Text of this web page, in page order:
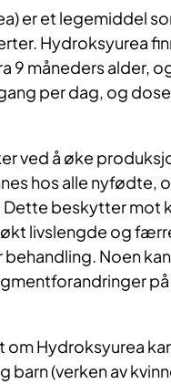
er et legemiddel
Hydroksyurea
9 måneders alder,
per dag, og
ved å øke
hos alle nyfødte,
beskytter mot
livslengde og
Noen
om Hydroksyurea
barn (verken av